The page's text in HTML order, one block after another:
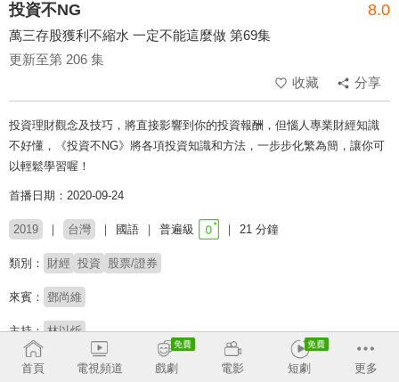
投資不NG 8.0
萬三存股獲利不縮水 一定不能這麼做 第69集
更新至第 206 集
收藏
分享
投資理財觀念及技巧，將直接影響到你的投資報酬，但惱人專業財經知識
不好懂，《投資不NG》將各項投資知識和方法，一步步化繁為簡，讓你可
以輕鬆學習喔！
首播日期：2020-09-24
2019 台灣 國語 普遍級 21 分鐘
類別： 財經 投資 股票/證券
來賓： 鄧尚維
主持： 林以炘
首頁 電視頻道 戲劇 電影 短劇 更多